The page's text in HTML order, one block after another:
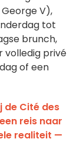
V),
tot
brunch,
volledig privé
of een
de Cité des
reis naar
realiteit —